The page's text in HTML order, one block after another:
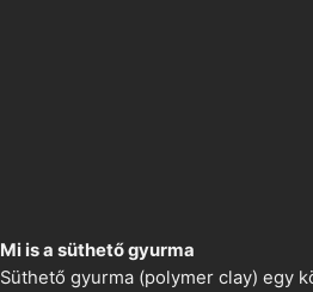
Mi is a süthető gyurma
Süthető gyurma (polymer clay) egy